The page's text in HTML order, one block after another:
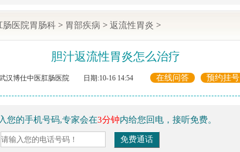
肠医院胃肠科 > 胃部疾病 > 返流性胃炎 >
胆汁返流性胃炎怎么治疗
汉博仕中医肛肠医院 日期:10-16 14:54 在线问答 预约挂号
您的手机号码,专家会在3分钟内给您回电，接听免费。